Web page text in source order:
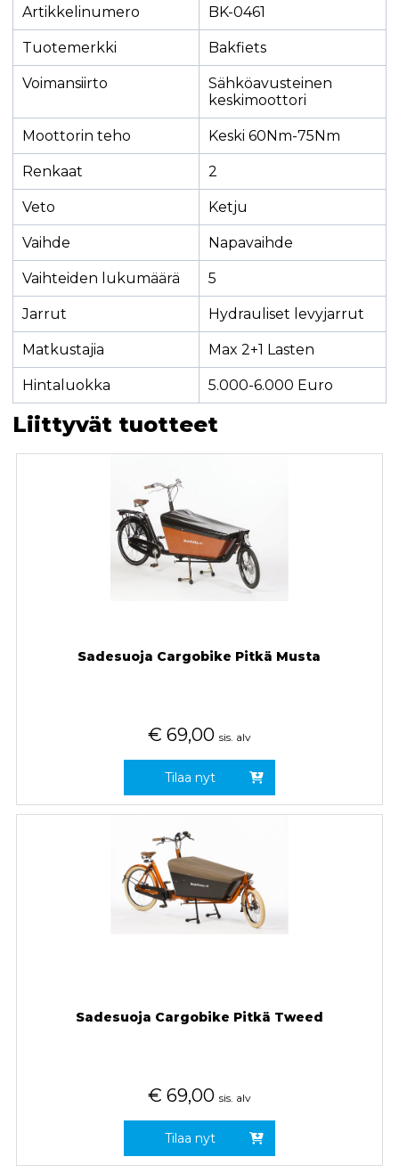
Artikkelinumero BK-0461
Tuotemerkki Bakfiets
Voimansiirto
Sähköavusteinen
keskimoottori
Moottorin teho Keski 60Nm-75Nm
Renkaat 2
Veto Ketju
Vaihde Napavaihde
Vaihteiden lukumäärä 5
Jarrut Hydrauliset levyjarrut
Matkustajia Max 2+1 Lasten
Hintaluokka 5.000-6.000 Euro
Liittyvät tuotteet
Sadesuoja Cargobike Pitkä Musta
€ 69,00 sis. alv
Tilaa nyt
Sadesuoja Cargobike Pitkä Tweed
€ 69,00 sis. alv
Tilaa nyt